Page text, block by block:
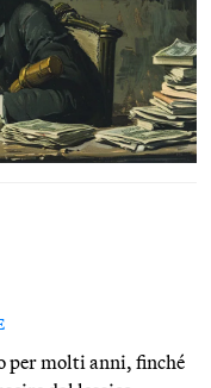
per molti anni, finché